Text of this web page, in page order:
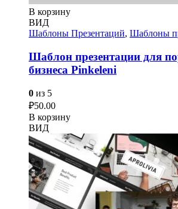
В корзину
ВИД
Шаблоны Презентаций, Шаблоны
Шаблон презентации для
бизнеса Pinkeleni
0 из 5
₽50.00
В корзину
ВИД